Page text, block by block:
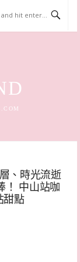
、時光流逝
！ 中山站咖
甜點